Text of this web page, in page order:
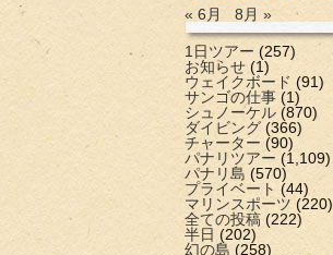
« 6月
8月 »
1日ツアー (257)
お知らせ (1)
ウェイクボード (91)
サンゴの仕事 (1)
シュノーケル (870)
ダイビング (366)
チャーター (90)
パナリツアー (1,109)
パナリ島 (570)
プライベート (44)
マリンスポーツ (220)
全ての投稿 (222)
半日 (202)
幻の島 (258)